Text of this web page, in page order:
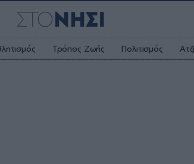
Τρόπος Ζωής Πολιτισμός